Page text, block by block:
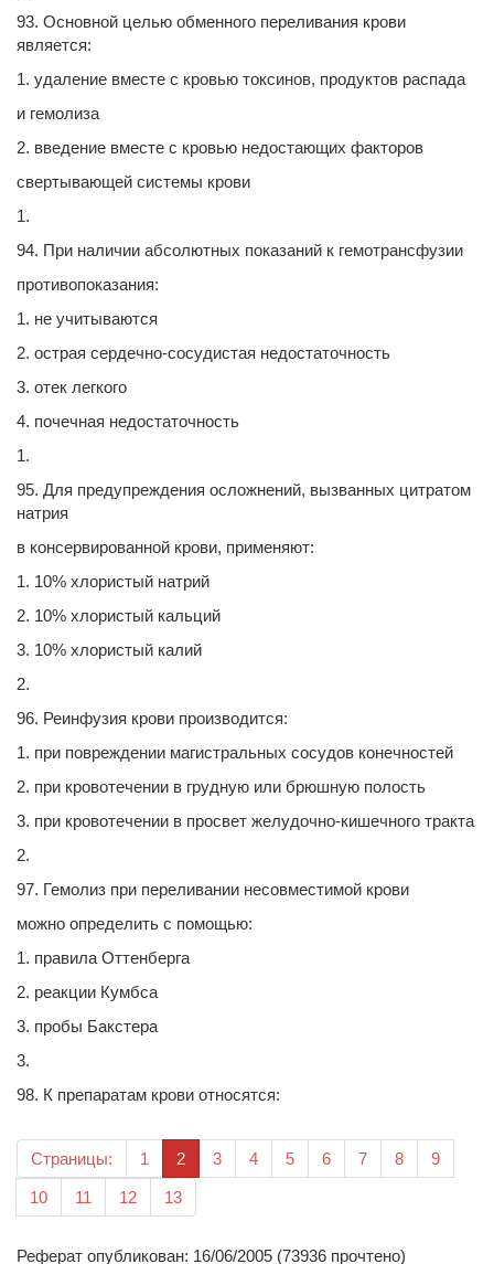
93. Основной целью обменного переливания крови
является:
1. удаление вместе с кровью токсинов, продуктов распада
и гемолиза
2. введение вместе с кровью недостающих факторов
свертывающей системы крови
1.
94. При наличии абсолютных показаний к гемотрансфузии
противопоказания:
1. не учитываются
2. острая сердечно-сосудистая недостаточность
3. отек легкого
4. почечная недостаточность
1.
95. Для предупреждения осложнений, вызванных цитратом
натрия
в консервированной крови, применяют:
1. 10% хлористый натрий
2. 10% хлористый кальций
3. 10% хлористый калий
2.
96. Реинфузия крови производится:
1. при повреждении магистральных сосудов конечностей
2. при кровотечении в грудную или брюшную полость
3. при кровотечении в просвет желудочно-кишечного тракта
2.
97. Гемолиз при переливании несовместимой крови
можно определить с помощью:
1. правила Оттенберга
2. реакции Кумбса
3. пробы Бакстера
3.
98. К препаратам крови относятся:
Страницы: 1 2(текущая)
3 4 5 6 7 8 9
10 11 12 13
Реферат опубликован: 16/06/2005 (73936 прочтено)